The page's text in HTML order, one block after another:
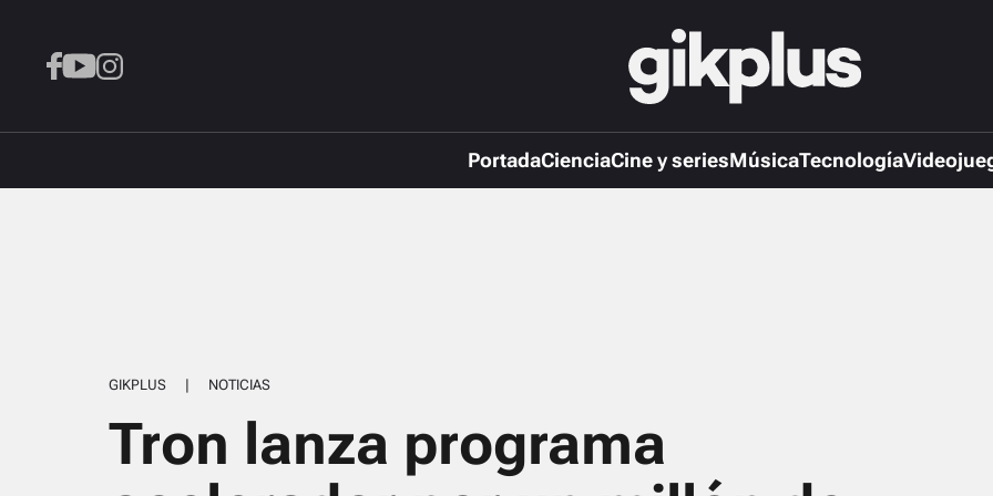
PortadaCienciaCine y seriesMúsicaTecnología
GIKPLUS | NOTICIAS
Tron lanza programa